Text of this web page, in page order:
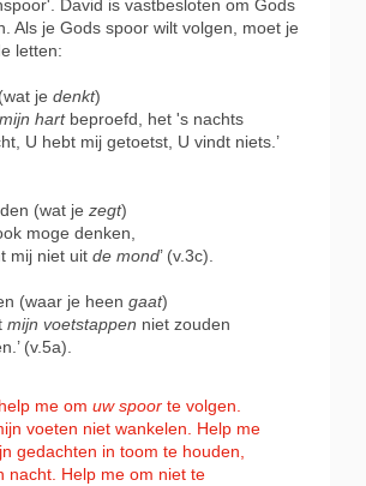
David is vastbesloten om Gods
Als je Gods spoor wilt volgen, moet je
letten:
je denkt)
mijn hartbeproefd, het 's nachts
U hebt mij getoetst, U vindt niets.’
(wat je zegt)
moge denken,
mij niet uit de mond’ (v.3c).
(waar je heen gaat)
mijn voetstappen niet zouden
(v.5a).
me omuw spoor te volgen.
voeten niet wankelen. Help me
gedachten in toom te houden,
nacht. Help me om niet te